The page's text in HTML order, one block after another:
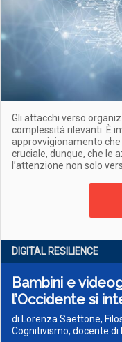
Gli attacchi verso
complessità rilevanti. È
approvvigionamento
cruciale, dunque, che le
l’attenzione non solo
DIGITAL RESILIENCE
Bambini e
l’Occidente si
di Lorenza Saettone,
Cognitivismo, docente di